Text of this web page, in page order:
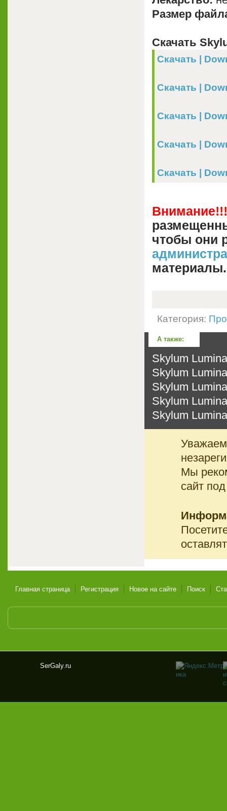
Размер
Скачать
Скачать |
Скачать |
Скачать |
Скачать |
Скачать |
Внимание!!!
чтобы они
материалы.
Категория:
А также:
Skylum
Skylum
Skylum
Skylum
Skylum
Мы
сайт
Главная страница Регистрация Новое на сайте Поиск
y.ru
SerGaly.ru